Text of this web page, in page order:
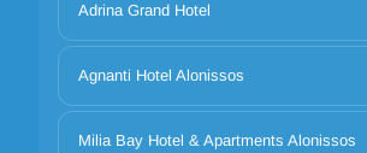
Adrina Grand Hotel
Agnanti Hotel Alonissos
Milia Bay Hotel & Apartments Alonissos